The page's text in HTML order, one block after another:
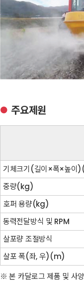
● 주요제원
기체크기(길이×폭×높
중량(kg)
호퍼 용량(kg)
동력전달방식 및 RPM
살포량 조절방식
살포 폭(좌, 우)(m)
※ 본 카달로그 제품 및 사